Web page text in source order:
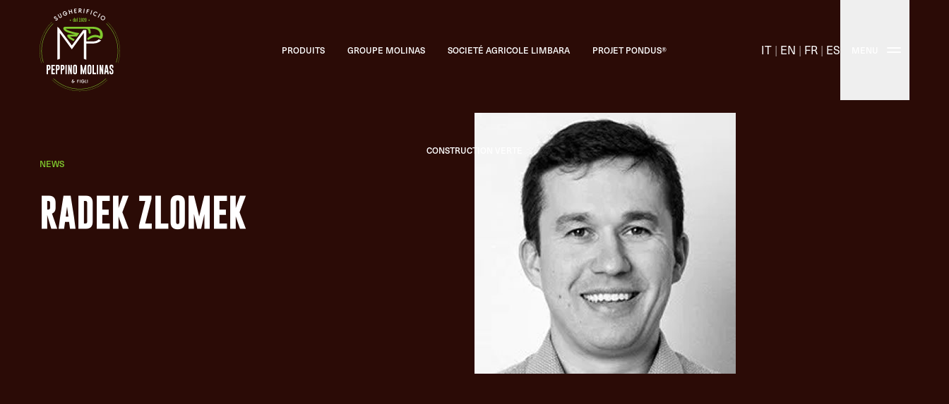
PRODUITS
BOUCHONS INNOVANTS Bouchons en liège techniques
BOUCHONS CLASSIQUES EN LIÈGE NATUREL
CATALOGUE COMPLETgamme complète de bouchons en liège Molinas
Conseils pour le bouchage
GROUPE MOLINAS SOCIETÉ AGRICOLE LIMBARA PROJET PONDUS®
CONSTRUCTION VERTE
IT | EN | FR | ES
NEWS
RADEK ZLOMEK